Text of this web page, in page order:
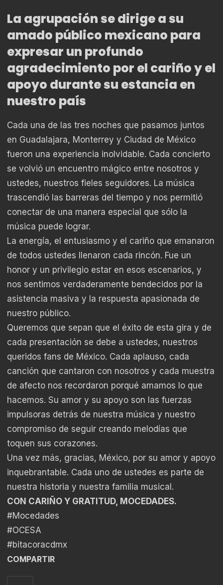
La agrupación se dirige a su
amado público mexicano para
expresar un profundo
agradecimiento por el cariño y el
apoyo durante su estancia en
nuestro país
Cada una de las tres noches que pasamos juntos
en Guadalajara, Monterrey y Ciudad de México
fueron una experiencia inolvidable. Cada concierto
se volvió un encuentro mágico entre nosotros y
ustedes, nuestros fieles seguidores. La música
trascendió las barreras del tiempo y nos permitió
conectar de una manera especial que sólo la
música puede lograr.
La energía, el entusiasmo y el cariño que emanaron
de todos ustedes llenaron cada rincón. Fue un
honor y un privilegio estar en esos escenarios, y
nos sentimos verdaderamente bendecidos por la
asistencia masiva y la respuesta apasionada de
nuestro público.
Queremos que sepan que el éxito de esta gira y de
cada presentación se debe a ustedes, nuestros
queridos fans de México. Cada aplauso, cada
canción que cantaron con nosotros y cada muestra
de afecto nos recordaron porqué amamos lo que
hacemos. Su amor y su apoyo son las fuerzas
impulsoras detrás de nuestra música y nuestro
compromiso de seguir creando melodías que
toquen sus corazones.
Una vez más, gracias, México, por su amor y apoyo
inquebrantable. Cada uno de ustedes es parte de
nuestra historia y nuestra familia musical.
CON CARIÑO Y GRATITUD, MOCEDADES.
#Mocedades
#OCESA
#bitacoracdmx
COMPARTIR